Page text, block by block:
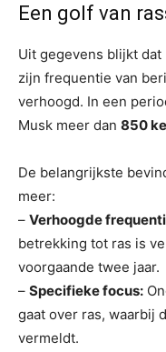
Een golf van
Uit gegevens blijkt dat
zijn frequentie van
verhoogd. In een
Musk meer dan 850
De belangrijkste
meer:
– Verhoogde
betrekking tot ras is
voorgaande twee jaar.
– Specifieke focus:
gaat over ras, waarbij
vermeldt.